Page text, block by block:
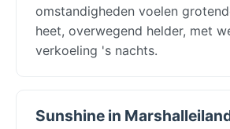
omstandigheden voelen
heet, overwegend helder, met
verkoeling 's nachts.
Sunshine in